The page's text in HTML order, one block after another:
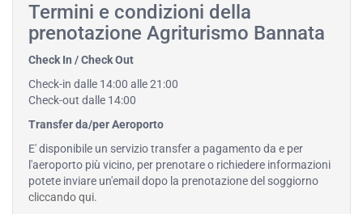
Termini e condizioni della
prenotazione Agriturismo Bannata
Check In / Check Out
Check-in dalle 14:00 alle 21:00
Check-out dalle 14:00
Transfer da/per Aeroporto
E' disponibile un servizio transfer a pagamento da e per
l'aeroporto più vicino, per prenotare o richiedere informazioni
potete inviare un'email dopo la prenotazione del soggiorno
cliccando qui.